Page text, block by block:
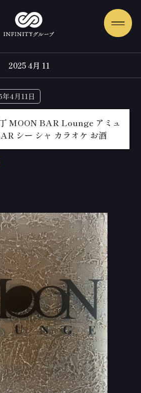
2025 4月 11
4月11日
MOON BAR Lounge アミュ
シー シャ カラオケ お酒